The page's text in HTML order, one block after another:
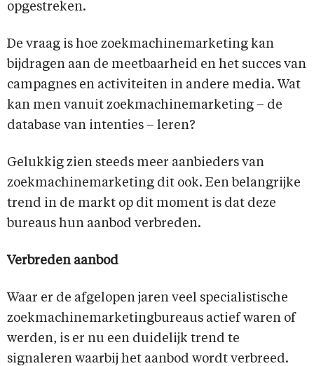
opgestreken.
De vraag is hoe zoekmachinemarketing kan
bijdragen aan de meetbaarheid en het succes van
campagnes en activiteiten in andere media. Wat
kan men vanuit zoekmachinemarketing – de
database van intenties – leren?
Gelukkig zien steeds meer aanbieders van
zoekmachinemarketing dit ook. Een belangrijke
trend in de markt op dit moment is dat deze
bureaus hun aanbod verbreden.
Verbreden aanbod
Waar er de afgelopen jaren veel specialistische
zoekmachinemarketingbureaus actief waren of
werden, is er nu een duidelijk trend te
signaleren waarbij het aanbod wordt verbreed.